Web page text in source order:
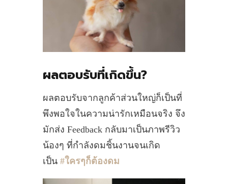
ผลตอบรับที่เกิดขึ้น?
ผลตอบรับจากลูกค้าส่วนใหญ่ก็เป็นที่
พึงพอใจในความน่ารักเหมือนจริง จึง
มักส่ง Feedback กลับมาเป็นภาพรีวิว
น้องๆ ที่กำลังดมชิ้นงานจนเกิด
เป็น #ใครๆก็ต้องดม